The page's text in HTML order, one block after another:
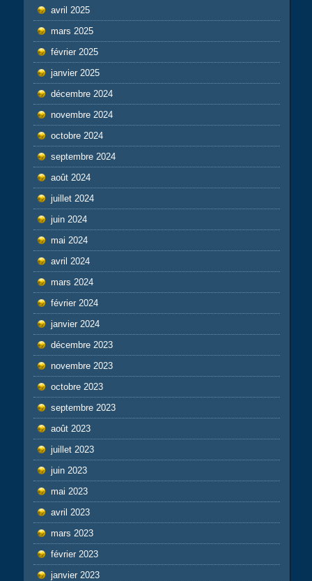
avril 2025
mars 2025
février 2025
janvier 2025
décembre 2024
novembre 2024
octobre 2024
septembre 2024
août 2024
juillet 2024
juin 2024
mai 2024
avril 2024
mars 2024
février 2024
janvier 2024
décembre 2023
novembre 2023
octobre 2023
septembre 2023
août 2023
juillet 2023
juin 2023
mai 2023
avril 2023
mars 2023
février 2023
janvier 2023